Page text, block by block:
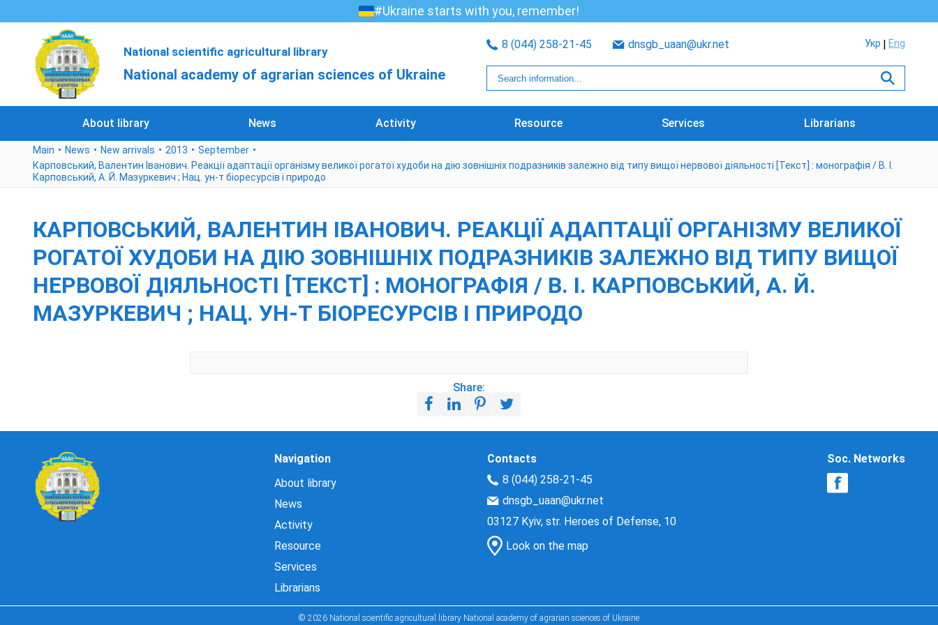
#Ukraine starts with you, remember!
National scientific agricultural library
National academy of agrarian sciences of Ukraine
8 (044) 258-21-45 dnsgb_uaan@ukr.net Укр Eng
About library News Activity Resource Services Librarians
Main News New arrivals 2013
September
Карповський, Валентин Іванович. Реакції адаптації організму великої рогатої худоби на дію зовнішніх подразників залежно від типу вищої нервової діяльності [Текст] : монографія / В. І.
Карповський, А. Й. Мазуркевич ; Нац. ун-т біоресурсів і природо
КАРПОВСЬКИЙ, ВАЛЕНТИН ІВАНОВИЧ. РЕАКЦІЇ АДАПТАЦІЇ ОРГАНІЗМУ ВЕЛИКОЇ
РОГАТОЇ ХУДОБИ НА ДІЮ ЗОВНІШНІХ ПОДРАЗНИКІВ ЗАЛЕЖНО ВІД ТИПУ ВИЩОЇ
НЕРВОВОЇ ДІЯЛЬНОСТІ [ТЕКСТ] : МОНОГРАФІЯ / В. І. КАРПОВСЬКИЙ, А. Й.
МАЗУРКЕВИЧ ; НАЦ. УН-Т БІОРЕСУРСІВ І ПРИРОДО
Share:
Navigation
About library
News
Activity
Resource
Services
Librarians
Contacts
8 (044) 258-21-45
dnsgb_uaan@ukr.net
03127 Kyiv, str. Heroes of Defense, 10
Look on the map
Soc. Networks
© 2026 National scientific agricultural library National academy of agrarian sciences of Ukraine